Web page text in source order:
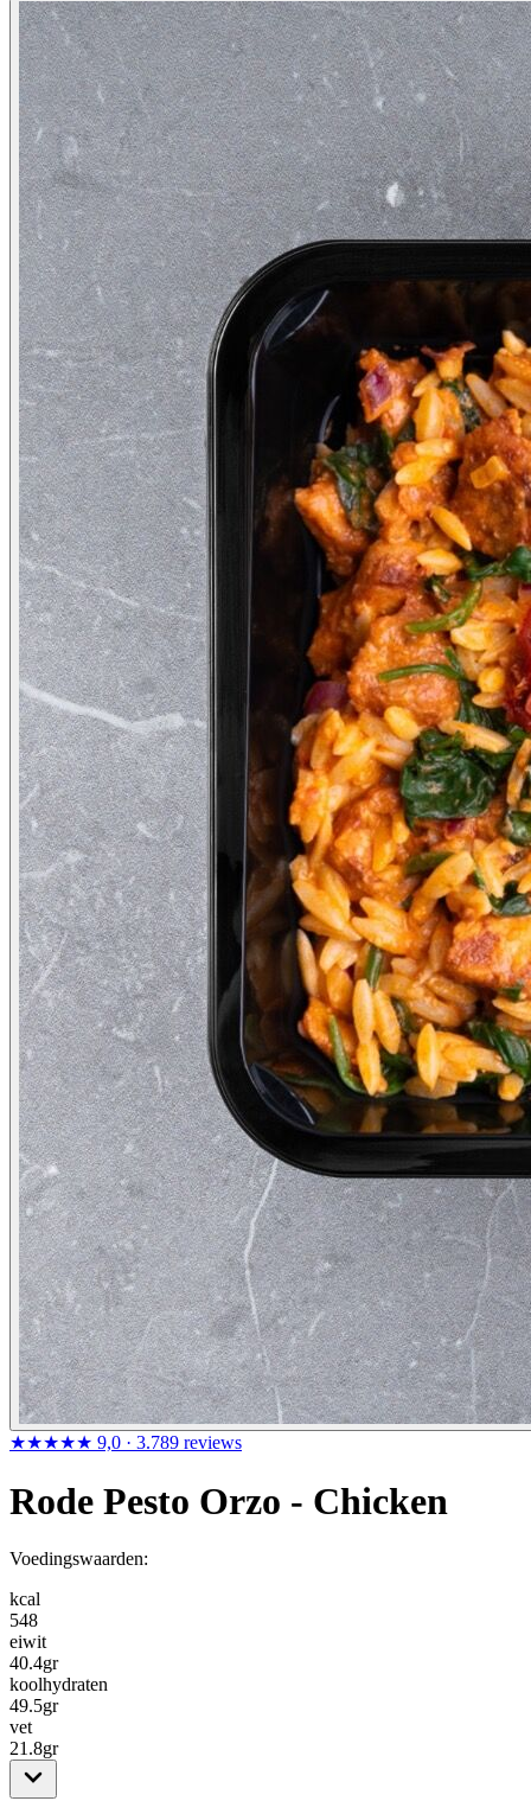
★★★★★ 9,0 · 3.789 reviews
Rode Pesto Orzo - Chicken
Voedingswaarden:
kcal
548
eiwit
40.4gr
koolhydraten
49.5gr
vet
21.8gr